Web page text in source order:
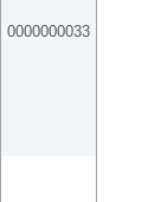
0000000033